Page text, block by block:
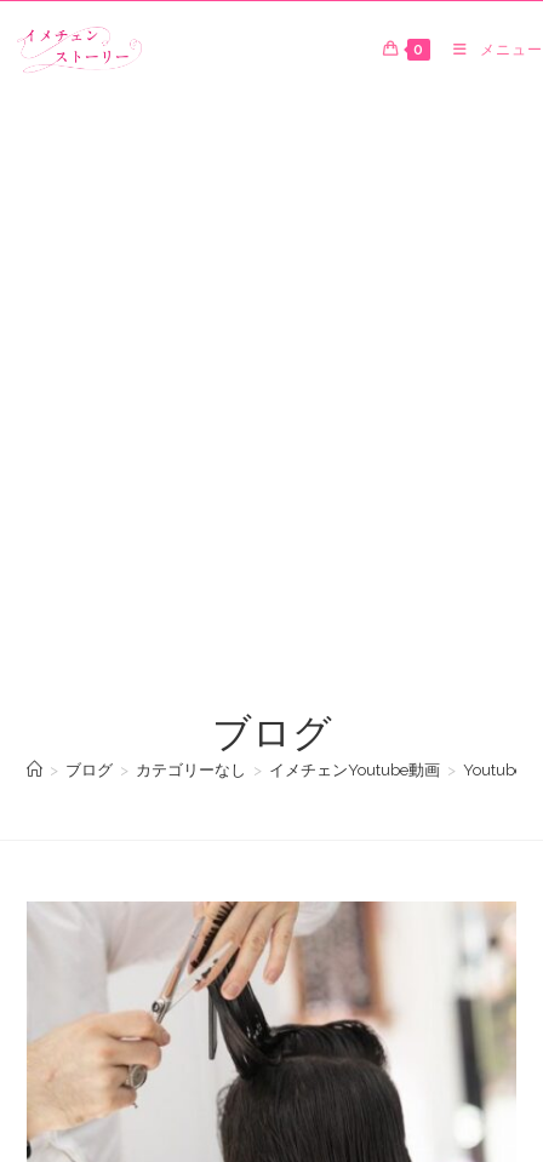
0 メニュー
ブログ
> ブログ > カテゴリーなし > イメチェンYoutube動画 > Youtubeイ